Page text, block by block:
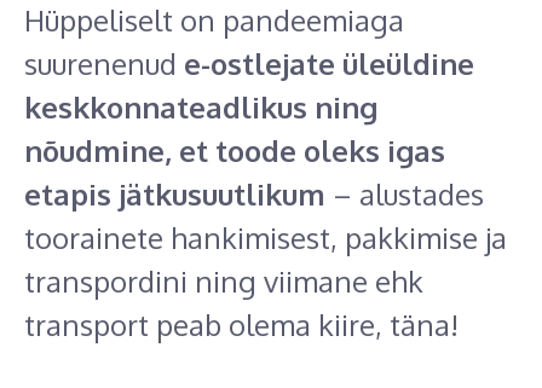
Hüppeliselt on pandeemiaga
suurenenud e-ostlejate üleüldine
keskkonnateadlikus ning
nõudmine, et toode oleks igas
etapis jätkusuutlikum – alustades
toorainete hankimisest, pakkimise ja
transpordini ning viimane ehk
transport peab olema kiire, täna!